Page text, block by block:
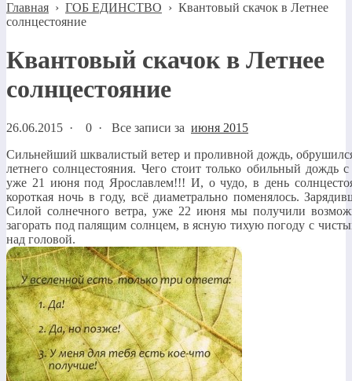
Главная › ГОБ ЕДИНСТВО › Квантовый скачок в Летнее
солнцестояние
Квантовый скачок в Летнее
солнцестояние
26.06.2015 · 0 · Все записи за июня 2015
Сильнейший шквалистый ветер и проливной дождь,
летнего солнцестояния. Чего стоит только обильный дождь
уже 21 июня под Ярославлем!!! И, о чудо, в день
короткая ночь в году, всё диаметрально поменялось.
Силой солнечного ветра, уже 22 июня мы получили
загорать под палящим солнцем, в ясную тихую погоду с
над головой.